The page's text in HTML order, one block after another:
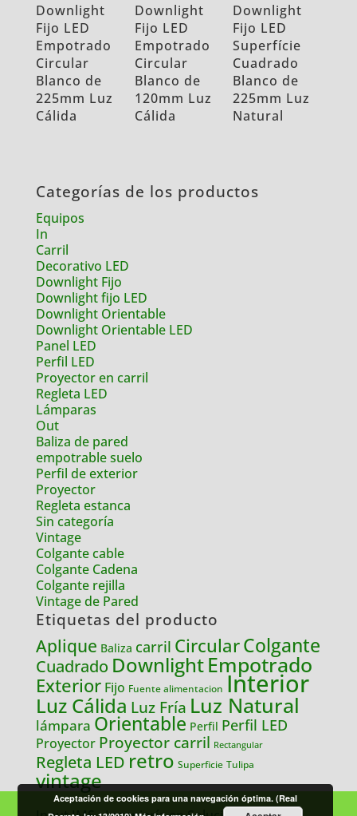
Downlight
Fijo LED
Empotrado
Circular
Blanco de
225mm Luz
Cálida
Downlight
Fijo LED
Empotrado
Circular
Blanco de
120mm Luz
Cálida
Downlight
Fijo LED
Superfície
Cuadrado
Blanco de
225mm Luz
Natural
Categorías de los productos
Equipos
In
Carril
Decorativo LED
Downlight Fijo
Downlight fijo LED
Downlight Orientable
Downlight Orientable LED
Panel LED
Perfil LED
Proyector en carril
Regleta LED
Lámparas
Out
Baliza de pared
empotrable suelo
Perfil de exterior
Proyector
Regleta estanca
Sin categoría
Vintage
Colgante cable
Colgante Cadena
Colgante rejilla
Vintage de Pared
Etiquetas del producto
Aplique Baliza carril CircularColgante
Cuadrado DownlightEmpotrado
Exterior Fijo Fuente alimentacion Interior
Luz Cálida Luz Fría Luz Natural
lámpara Orientable Perfil Perfil LED
Proyector Proyector carril Rectangular
Regleta LED retro Superficie Tulipa
vintage
Aceptación de cookies para una navegación óptima. (Real